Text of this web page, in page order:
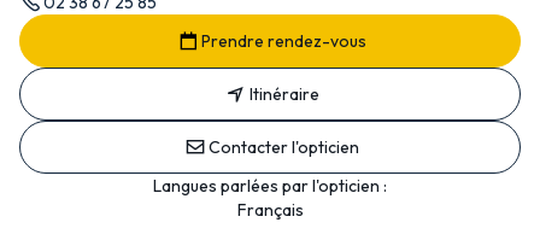
Prendre rendez-vous
Itinéraire
Contacter l'opticien
Langues parlées par l'opticien :
Français